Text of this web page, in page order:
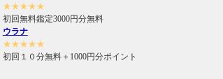
★★★★★
初回無料鑑定3000円分無料
ウラナ
★★★★★
初回１０分無料＋1000円分ポイント